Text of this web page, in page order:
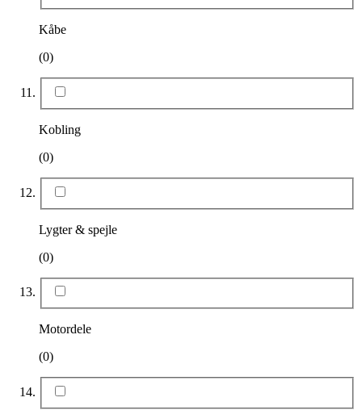
Kåbe
(0)
Kobling
(0)
Lygter & spejle
(0)
Motordele
(0)